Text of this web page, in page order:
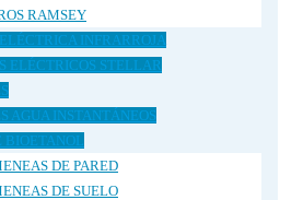
RAMSEY
INFRARROJA
ELÉCTRICOS STELLAR
AGUA INSTANTÁNEOS
DE PARED
DE SUELO